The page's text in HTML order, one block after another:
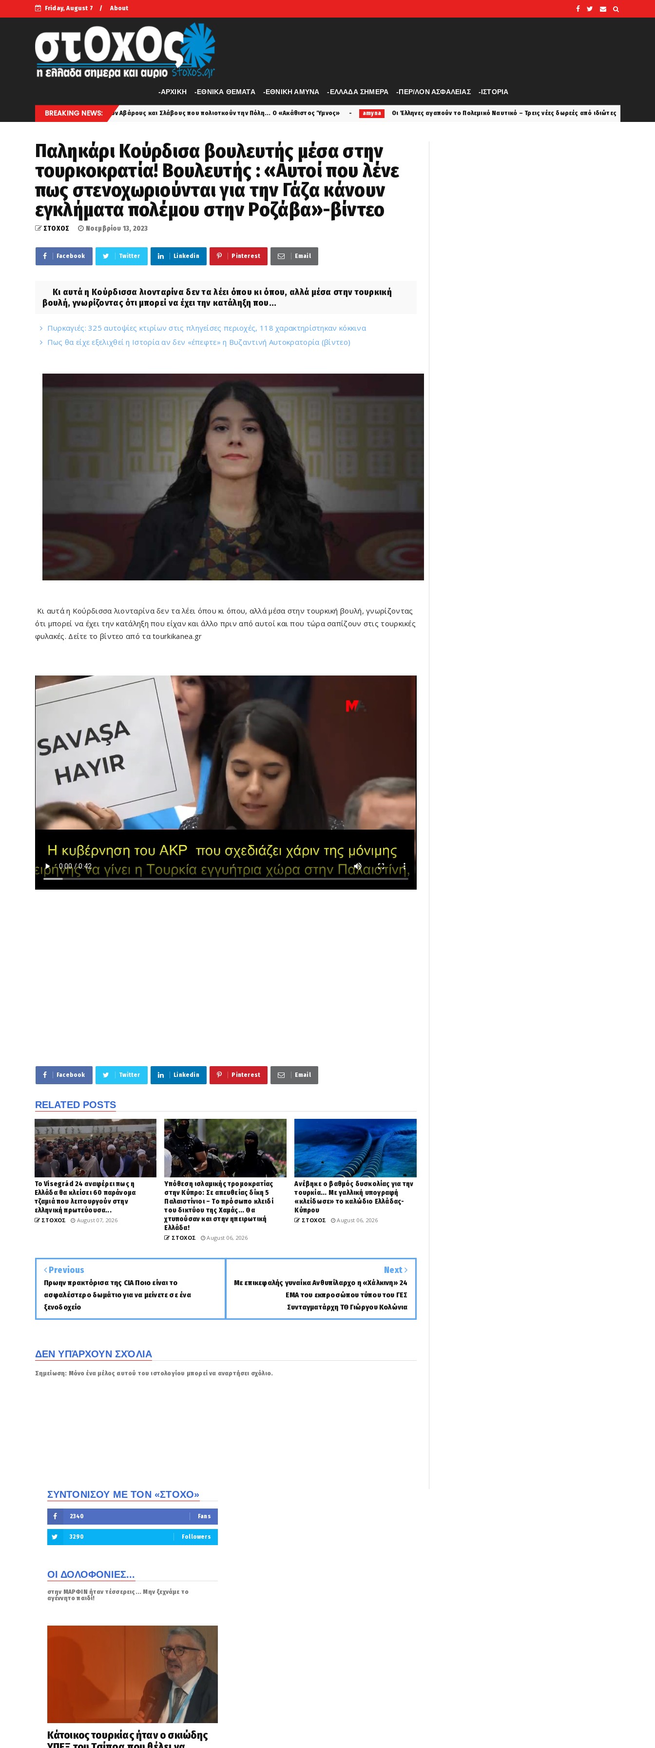
Friday, August 7 About
-APXIKH -ΕΘΝΙΚΑ ΘΕΜΑΤΑ -ΕΘΝΙΚΗ ΑΜΥΝΑ -ΕΛΛΑΔΑ ΣΗΜΕΡΑ -ΠΕΡ/ΛΟΝ ΑΣΦΑΛΕΙΑΣ -ΙΣΤΟΡΙΑ
BREAKING NEWS:
τσακίζουν Αβάρους και Σλάβους που πολιοτκούν την Πόλη... Ο «Ακάθιστος Ύμνος» amyna Οι Έλληνες αγαπούν το Πολεμικό Ναυτικό – Τρεις νέες δωρεές από ιδιώτες history 7 Αυγούστου... και
Παληκάρι Κούρδισα βουλευτής μέσα στην
τουρκοκρατία! Βουλευτής : «Αυτοί που λένε
πως στενοχωριούνται για την Γάζα κάνουν
εγκλήματα πολέμου στην Ροζάβα»-βίντεο
ΣΤΟΧΟΣ Νοεμβρίου 13, 2023
Facebook Twitter Linkedin Pinterest Email
Κι αυτά η Kούρδισσα λιονταρίνα δεν τα λέει όπου κι όπου, αλλά μέσα στην τουρκική
βουλή, γνωρίζοντας ότι μπορεί να έχει την κατάληξη που...
Πυρκαγιές: 325 αυτοψίες κτιρίων στις πληγείσες περιοχές, 118 χαρακτηρίστηκαν κόκκινα
Πως θα είχε εξελιχθεί η Ιστορία αν δεν «έπεφτε» η Βυζαντινή Αυτοκρατορία (βίντεο)
Κι αυτά η Kούρδισσα λιονταρίνα δεν τα λέει όπου κι όπου, αλλά μέσα στην τουρκική βουλή, γνωρίζοντας
ότι μπορεί να έχει την κατάληξη που είχαν και άλλο πριν από αυτοί και που τώρα σαπίζουν στις τουρκικές
φυλακές. Δείτε το βίντεο από τα tourkikanea.gr
Facebook Twitter Linkedin Pinterest Email
RELATED POSTS
Το Visegrád 24 αναφέρει πως η
Ελλάδα θα κλείσει 60 παράνομα
τζαμιά που λειτουργούν στην
ελληνική πρωτεύουσα...
ΣΤΟΧΟΣ August 07, 2026
Υπόθεση ισλαμικής τρομοκρατίας
στην Κύπρο: Σε απευθείας δίκη 5
Παλαιστίνιοι – Το πρόσωπο κλειδί
του δικτύου της Χαμάς... Θα
χτυπούσαν και στην ηπειρωτική
Ελλάδα!
ΣΤΟΧΟΣ August 06, 2026
Ανέβηκε ο βαθμός δυσκολίας για την
τουρκία... Με γαλλική υπογραφή
«κλείδωσε» το καλώδιο Ελλάδας-
Κύπρου
ΣΤΟΧΟΣ August 06, 2026
Previous
Πρωην πρακτόρισα της CIA Ποιο είναι το
ασφαλέστερο δωμάτιο για να μείνετε σε ένα
ξενοδοχείο
Next
Με επικεφαλής γυναίκα Ανθυπίλαρχο η «Χάλκινη» 24
ΕΜΑ του εκπροσώπου τύπου του ΓΕΣ
Συνταγματάρχη ΤΘ Γιώργου Κολώνια
ΔΕΝ ΥΠΆΡΧΟΥΝ ΣΧΌΛΙΑ
Σημείωση: Μόνο ένα μέλος αυτού του ιστολογίου μπορεί να αναρτήσει σχόλιο.
ΣΥΝΤΟΝΙΣΟΥ ΜΕ ΤΟΝ «ΣΤΟΧΟ»
2340 Fans
3290 Followers
ΟΙ ΔΟΛΟΦΟΝΙΕΣ...
στην ΜΑΡΦΙΝ ήταν τέσσερεις... Μην ξεχνάμε το
αγέννητο παιδί!
Κάτοικος τουρκίας ήταν ο σκιώδης